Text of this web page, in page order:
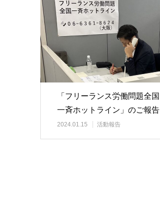
「フリーランス労働問題全国
一斉ホットライン」のご報告
2024.01.15 活動報告